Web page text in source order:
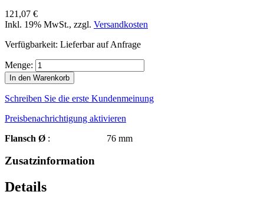
121,07 €
Inkl. 19% MwSt., zzgl. Versandkosten
Verfügbarkeit: Lieferbar auf Anfrage
Menge:
In den Warenkorb
Schreiben Sie die erste Kundenmeinung
Preisbenachrichtigung aktivieren
Flansch Ø : 76 mm
Zusatzinformation
Details